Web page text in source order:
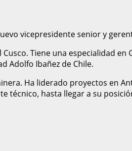
vicepresidente senior y
Tiene una especialidad
Adolfo Ibañez de Chile.
Ha liderado proyectos en
técnico, hasta llegar a su